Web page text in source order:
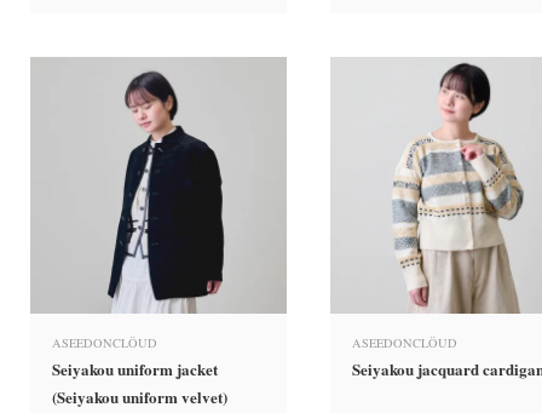
ASEEDONCLÖUD
Seiyakou uniform jacket
(Seiyakou uniform velvet)
ASEEDONCLÖUD
Seiyakou jacquard